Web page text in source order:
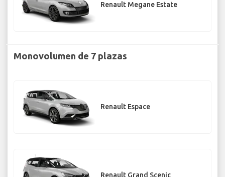
Renault Megane Estate
Monovolumen de 7 plazas
Renault Espace
Renault Grand Scenic